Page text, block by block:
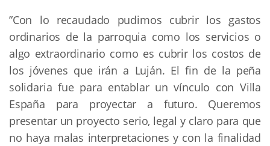
”Con lo recaudado pudimos cubrir los gastos
ordinarios de la parroquia como los servicios o
algo extraordinario como es cubrir los costos de
los jóvenes que irán a Luján. El fin de la peña
solidaria fue para entablar un vínculo con Villa
España para proyectar a futuro. Queremos
presentar un proyecto serio, legal y claro para que
no haya malas interpretaciones y con la finalidad